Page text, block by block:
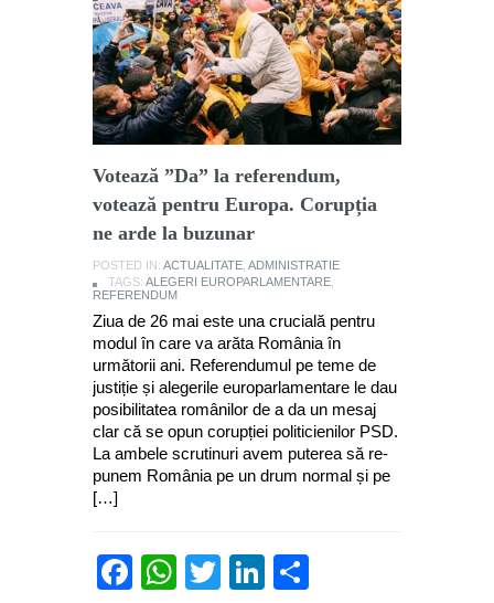
Votează ”Da” la referendum,
votează pentru Europa. Corupția
ne arde la buzunar
POSTED IN: ACTUALITATE ADMINISTRATIE
TAGS: ALEGERI EUROPARLAMENTARE
REFERENDUM
Ziua de 26 mai este una crucială pentru
modul în care va arăta România în
următorii ani. Referendumul pe teme de
justiție și alegerile europarlamentare le dau
posibilitatea românilor de a da un mesaj
clar că se opun corupției politicienilor PSD.
La ambele scrutinuri avem puterea să re-
punem România pe un drum normal și pe
[…]
Facebook
WhatsApp
TwitterLinkedIn